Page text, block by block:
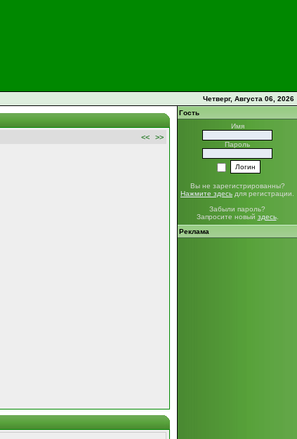
Четверг, Августа 06, 2026
<< >>
Гость
Имя
Пароль
Вы не зарегистрированны?
Нажмите здесь для регистрации.
Забыли пароль?
Запросите новый здесь.
Реклама